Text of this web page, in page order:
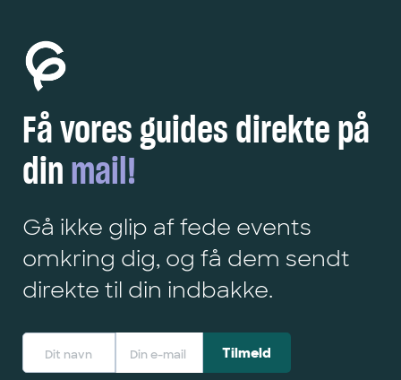
Få vores guides direkte på
din mail!
Gå ikke glip af fede events
omkring dig, og få dem sendt
direkte til din indbakke.